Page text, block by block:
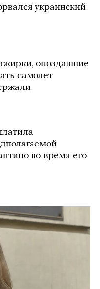
украинский
опоздавшие
самолет
во время его